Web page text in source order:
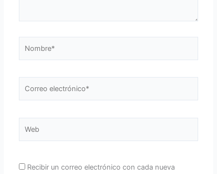
Recibir un correo electrónico con cada nueva